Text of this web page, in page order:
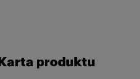
Karta produktu